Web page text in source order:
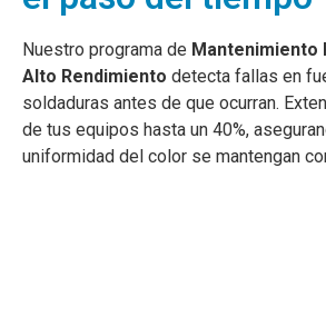
Nuestro programa de Mantenimiento
Alto Rendimiento detecta fallas en
soldaduras antes de que ocurran.
de tus equipos hasta un 40%,
uniformidad del color se mantengan